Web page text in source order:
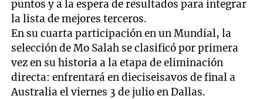
puntos y a la espera de resultados para integrar
la lista de mejores terceros.
En su cuarta participación en un Mundial, la
selección de Mo Salah se clasificó por primera
vez en su historia a la etapa de eliminación
directa: enfrentará en dieciseisavos de final a
Australia el viernes 3 de julio en Dallas.